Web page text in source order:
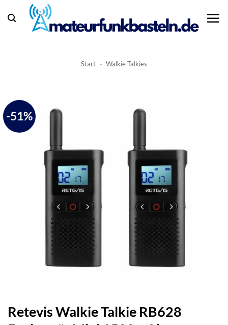
Inhalt
Start » Walkie Talkies
-51%
Retevis Walkie Talkie RB628